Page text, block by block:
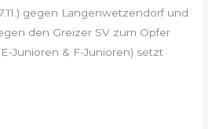
gegen Langenwetzendorf und
den Greizer SV zum Opfer
Junioren & F-Junioren) setzt